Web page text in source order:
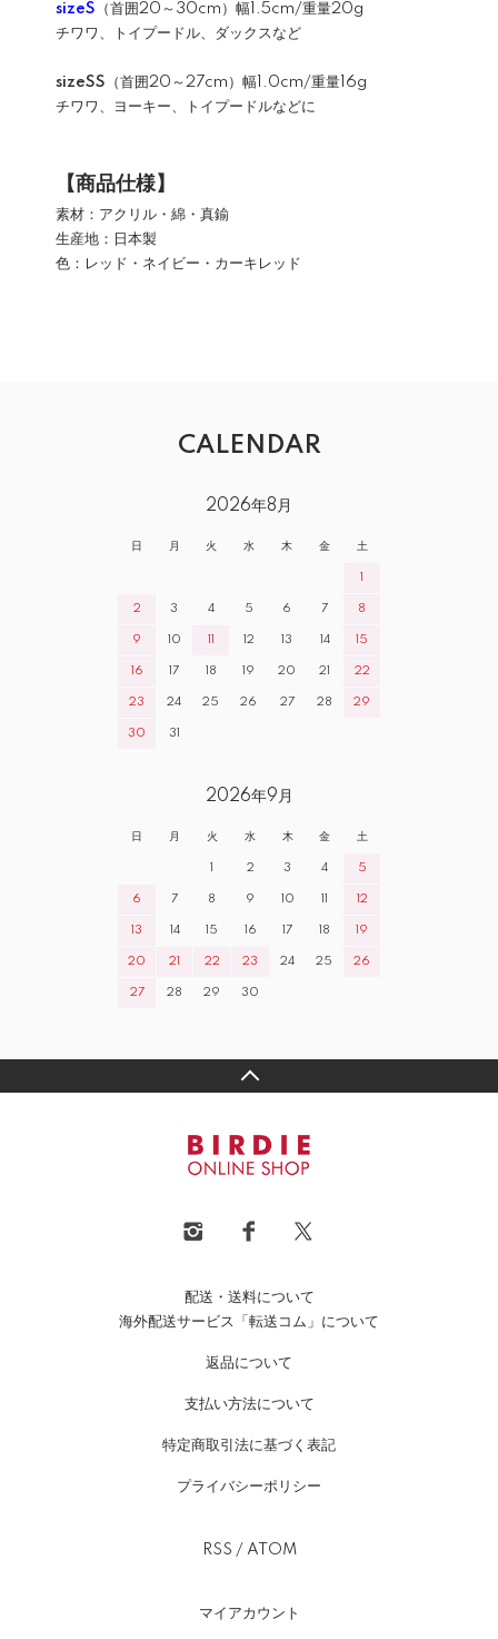
sizeS （首囲20～30cm）幅1.5cm/重量20g
チワワ、トイプードル、ダックスなど
sizeSS （首囲20～27cm）幅1.0cm/重量16g
チワワ、ヨーキー、トイプードルなどに
【商品仕様】
素材：アクリル・綿・真鍮
生産地：日本製
色：レッド・ネイビー・カーキレッド
CALENDAR
2026年8月
日 月 火 水 木 金 土
1
2 3 4 5 6 7 8
9 10 11 12 13 14 15
16 17 18 19 20 21 22
23 24 25 26 27 28 29
30 31
2026年9月
日 月 火 水 木 金 土
1 2 3 4 5
6 7 8 9 10 11 12
13 14 15 16 17 18 19
20 21 22 23 24 25 26
27 28 29 30
配送・送料について
海外配送サービス「転送コム」について
返品について
支払い方法について
特定商取引法に基づく表記
プライバシーポリシー
RSS / ATOM
マイアカウント